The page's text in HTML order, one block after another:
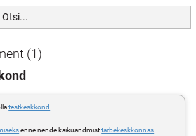
(1)
testkeskkond
enne nende käikuandmisttarbekeskkonnas